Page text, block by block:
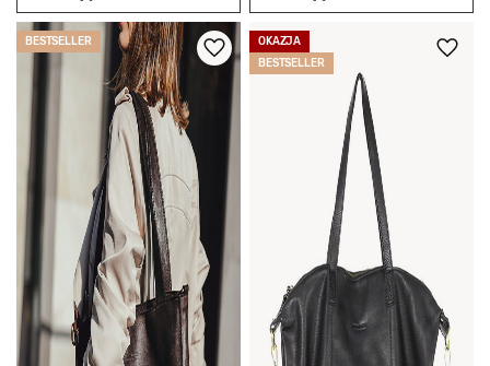
BESTSELLER
OKAZJA
BESTSELLER